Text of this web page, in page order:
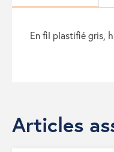
en fil plastifié gris,
Articles